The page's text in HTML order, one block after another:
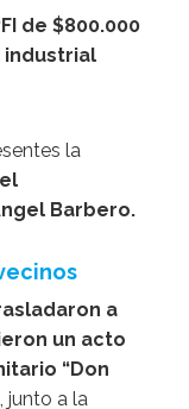
de $800.000
industrial
la
Barbero.
a
un acto
“Don
junto a la